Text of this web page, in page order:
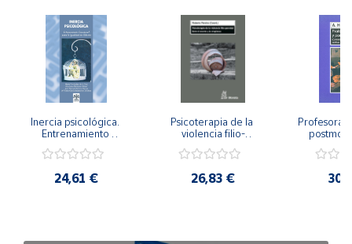
Inercia psicológica.
Entrenamiento
Igualdad de Género.
24,61 €
Psicoterapia de la
violencia filio-
secreto y la
26,83 €